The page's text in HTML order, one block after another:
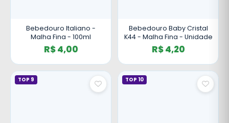
Bebedouro Italiano -
Malha Fina - 100ml
R$ 4,00
Bebedouro Baby Cristal
K44 - Malha Fina - Unidade
R$ 4,20
TOP 9 TOP 10